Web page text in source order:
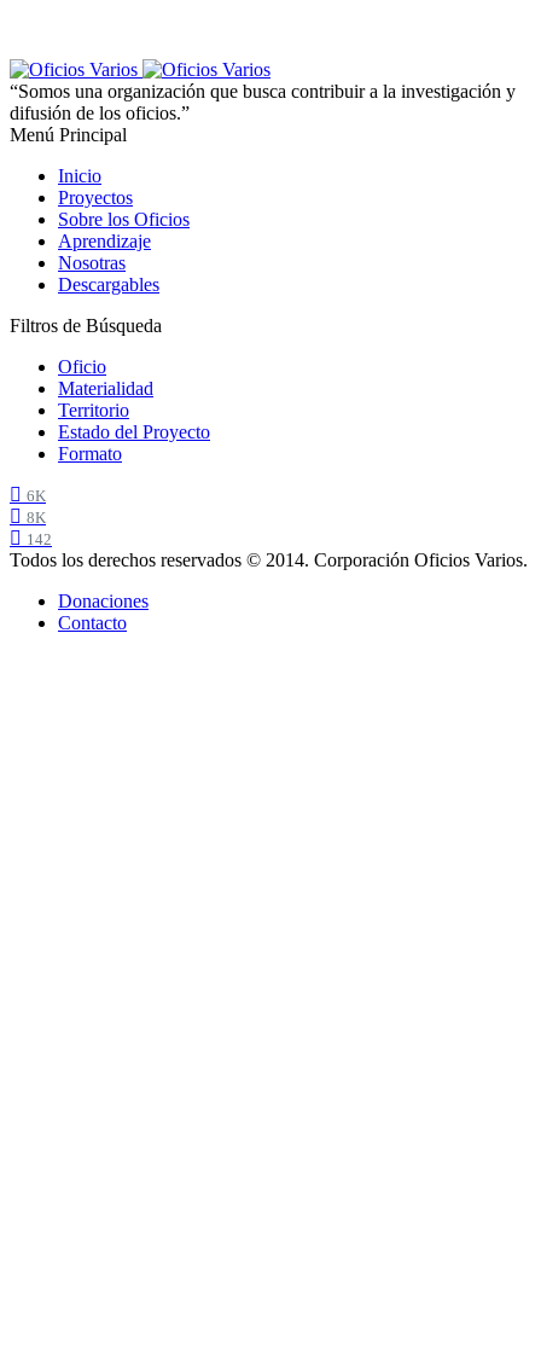
“Somos una organización que busca contribuir a la investigación y
difusión de los oficios.”
Menú Principal
Inicio
Proyectos
Sobre los Oficios
Aprendizaje
Nosotras
Descargables
Filtros de Búsqueda
Oficio
Materialidad
Territorio
Estado del Proyecto
Formato
6K
8K
142
Todos los derechos reservados © 2014. Corporación Oficios Varios.
Donaciones
Contacto